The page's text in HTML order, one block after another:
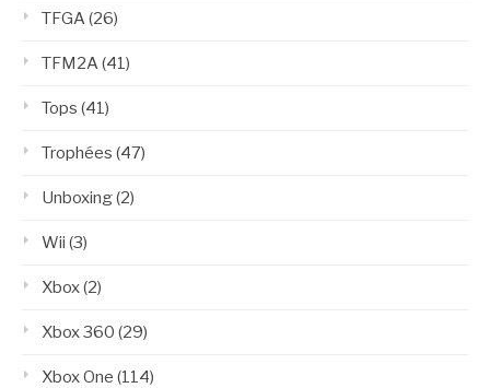
TFGA(26)
TFM2A(41)
Tops (41)
Trophées (47)
Unboxing(2)
Wii (3)
Xbox(2)
Xbox 360 (29)
Xbox One (114)